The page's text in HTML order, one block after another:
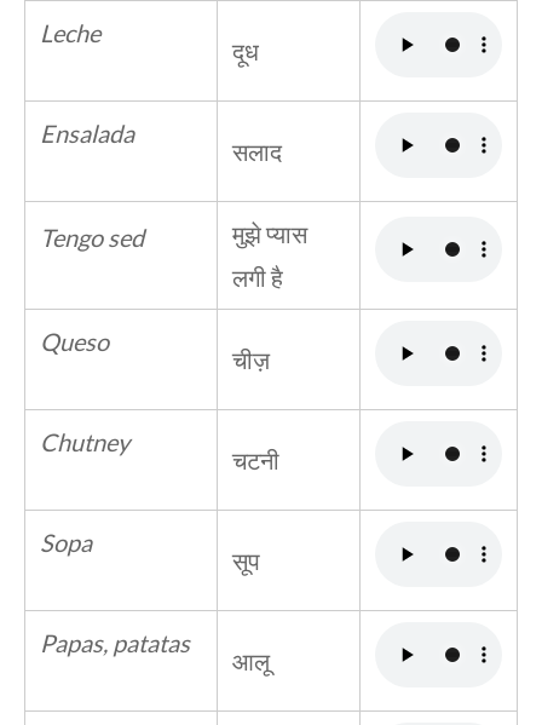
Leche
दूध
Ensalada
सलाद
Tengo sed
मुझे प्यास
लगी है
Queso
चीज़
Chutney
चटनी
Sopa
सूप
Papas, patatas
आलू